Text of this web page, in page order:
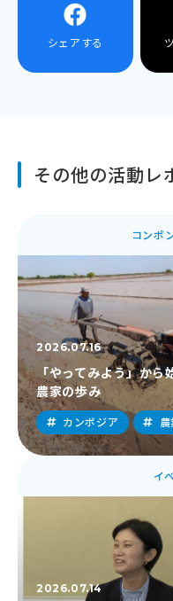
シェアする
その他の活動レ
コンポ
2026.07.16
「やってみよう」か
農家の歩み
カンボジア 農
イ
2026.07.14